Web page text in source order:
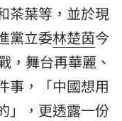
茶葉等，並於現
黨立委林楚茵今
，舞台再華麗、
事，「中國想用
」，更透露一份